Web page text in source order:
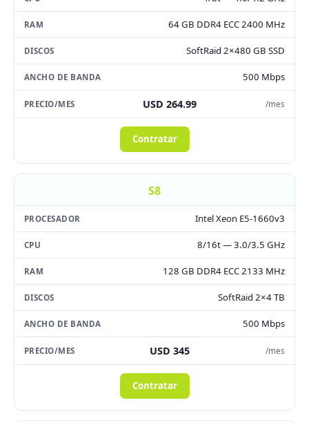
64 GB DDR4 ECC 2400 MHz
SoftRaid 2×480 GB SSD
500 Mbps
USD 264.99 /mes
Contratar
S8
Intel Xeon E5-1660v3
8/16t — 3.0/3.5 GHz
128 GB DDR4 ECC 2133 MHz
SoftRaid 2×4 TB
500 Mbps
USD 345 /mes
Contratar